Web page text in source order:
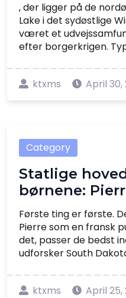
, der ligger på de
Lake i det sydøstlige
været et
efter borgerkrigen.
ktxms April 30,
Category
Statlige
børnene:
Første ting er første.
Pierre som en fransk
det, passer de bedst
udforsker South
ktxms April 25,